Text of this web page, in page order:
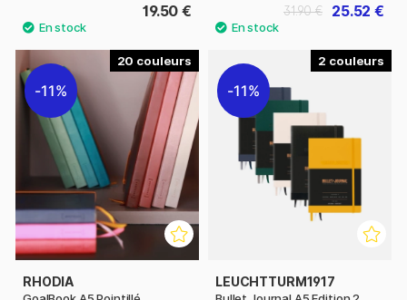
19.50 € 25.52 €
31.90 €
20
11%
RHODIA
2
11%
LEUCHTTURM1917